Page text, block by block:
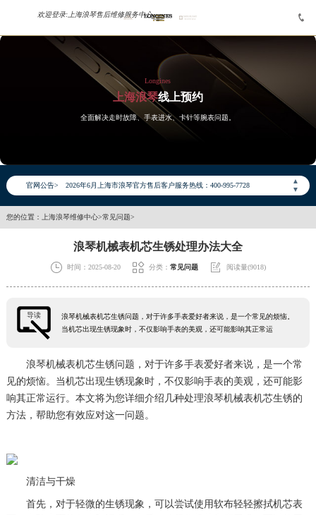
欢迎登录: 上海浪琴售后维修服务中心 
Longines
上海浪琴线上预约
全面解决走时故障、手表进水、卡针等腕表问题。
官网公告>
▲
▼
2026年6月上海市浪琴官方售后客户服务热线：400-995-7728
2026年6月浪琴售后服务中心最新网点地址：
上海市徐汇区虹桥路3号港汇中心写字楼2座37层3705室（需提前预约）
您的位置： 上海浪琴维修中心>常见问题>
浪琴机械表机芯生锈处理办法大全
 时间：2025-08-20  分类： 常见问题  阅读量(9018)
导读
浪琴机械表机芯生锈问题，对于许多手表爱好者来说，是一个常见的烦恼。
当机芯出现生锈现象时，不仅影响手表的美观，还可能影响其正常运
浪琴机械表机芯生锈问题，对于许多手表爱好者来说，是一个常
见的烦恼。当机芯出现生锈现象时，不仅影响手表的美观，还可能影
响其正常运行。本文将为您详细介绍几种处理浪琴机械表机芯生锈的
方法，帮助您有效应对这一问题。
清洁与干燥
首先，对于轻微的生锈现象，可以尝试使用软布轻轻擦拭机芯表